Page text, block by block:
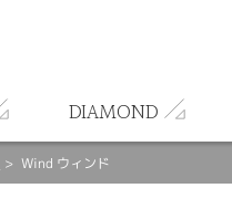
DIAMOND
Wind ウィンド